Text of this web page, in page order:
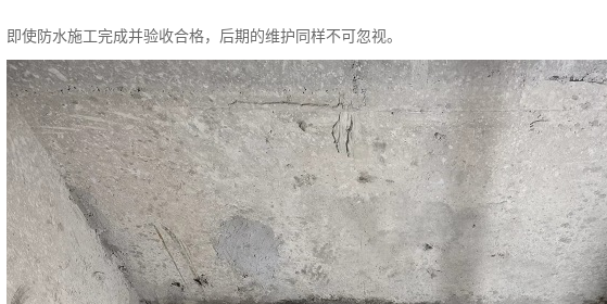
即使防水施工完成并验收合格，后期的维护同样不可忽视。